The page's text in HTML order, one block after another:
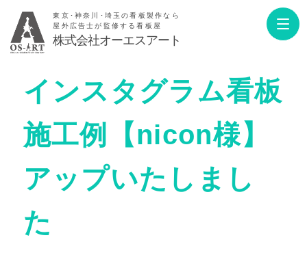
東京･神奈川･埼玉の看板製作なら
屋外広告士が監修する看板屋
株式会社オーエスアート
インスタグラム看板
施工例【nicon様】
アップいたしまし
た